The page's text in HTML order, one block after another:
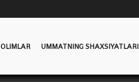
OLIMLAR UMMATNING SHAXSIYATLARI